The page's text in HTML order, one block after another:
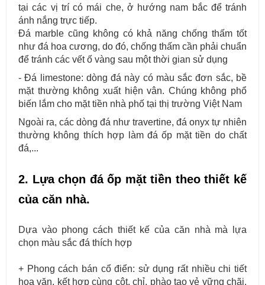
tại các vị trí có mái che, ở hướng nam bắc để tránh
ánh nắng trực tiếp.
Đá marble cũng không có khả năng chống thấm tốt
như đá hoa cương, do đó, chống thấm cần phải chuẩn
để tránh các vết ố vàng sau một thời gian sử dụng
- Đá limestone: dòng đá này có màu sắc đơn sắc, bề
mặt thường không xuất hiện vân. Chúng không phổ
biến lắm cho mặt tiền nhà phố tại thị trường Việt Nam
Ngoài ra, các dòng đá như travertine, đá onyx tự nhiên
thường không thích hợp làm đá ốp mặt tiền do chất
đá,...
2. Lựa chọn đá ốp mặt tiền theo thiết kế
của căn nhà.
Dựa vào phong cách thiết kế của căn nhà mà lựa
chọn màu sắc đá thích hợp
+ Phong cách bán cổ điển: sử dụng rất nhiều chi tiết
hoa văn, kết hợp cùng cột, chỉ, phào tạo vẻ vững chãi,